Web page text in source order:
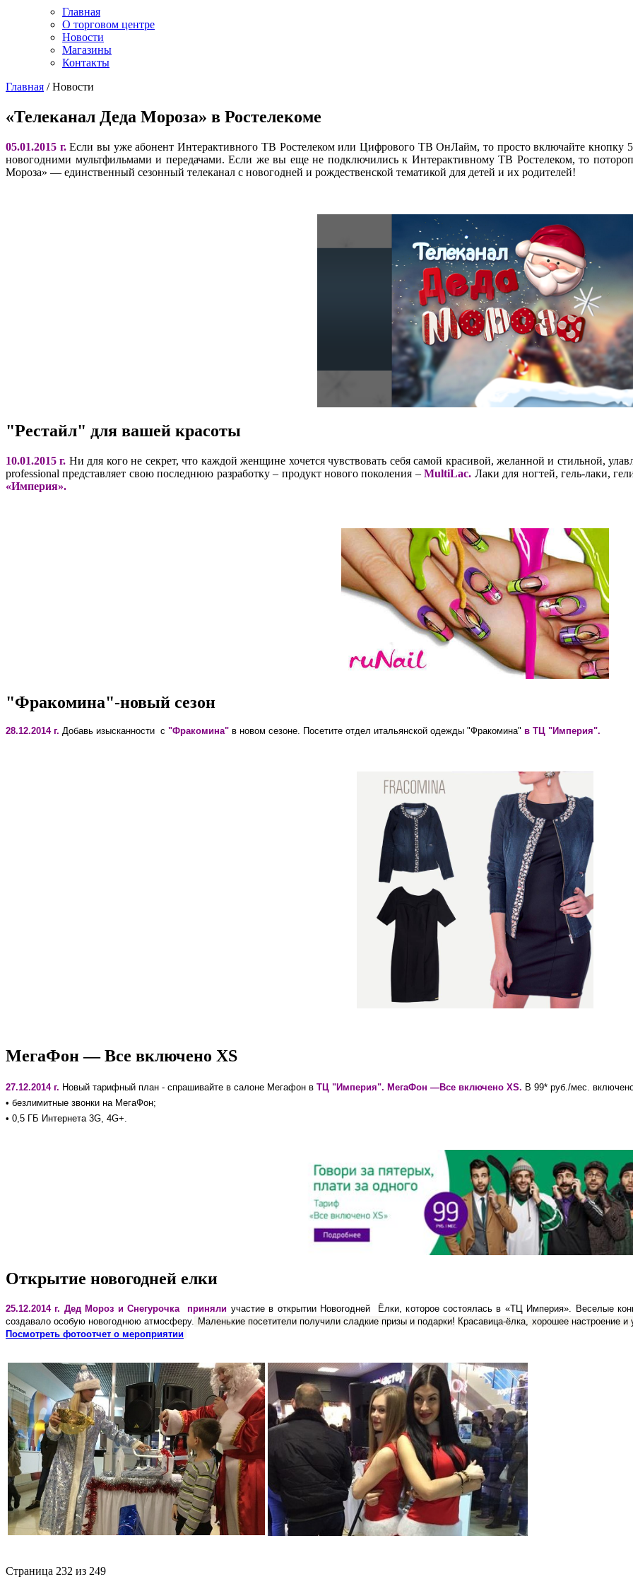
Главная
О торговом центре
Новости
Магазины
Контакты
Главная /Новости
«Телеканал Деда Мороза» в Ростелекоме
05.01.2015 г.Если вы уже абонент Интерактивного ТВ Ростелеком или Цифрового ТВ ОнЛайм, то просто включайте кнопку
новогодними мультфильмами и передачами. Если же вы еще не подключились к Интерактивному ТВ Ростелеком, то
Мороза» — единственный сезонный телеканал с новогодней и рождественской тематикой для детей и их родителей!
"Рестайл" для вашей красоты
10.01.2015 г. Ни для кого не секрет, что каждой женщине хочется чувствовать себя самой красивой, желанной и стильной,
professional представляет свою последнюю разработку – продукт нового поколения –MultiLac. Лаки для ногтей, гель-лаки,
«Империя».
"Фракомина"-новый сезон
28.12.2014 г. Добавь изысканности с "Фракомина" в новом сезоне. Посетите отдел итальянской одежды "Фракомина" в ТЦ "Империя".
МегаФон — Все включено XS
27.12.2014 г. Новый тарифный план - спрашивайте в салоне Мегафон в ТЦ "Империя". МегаФон —Все включено XS. В 99* руб./мес.
• безлимитные звонки на МегаФон;
• 0,5 ГБ Интернета 3G, 4G+.
Открытие новогодней елки
25.12.2014 г. Дед Мороз и Снегурочка приняли участие в открытии Новогодней Ёлки, которое состоялась в «ТЦ Империя». Веселые
создавало особую новогоднюю атмосферу. Маленькие посетители получили сладкие призы и подарки! Красавица-ёлка, хорошее настроение
Посмотреть фотоотчет о мероприятии
Страница 232 из 249